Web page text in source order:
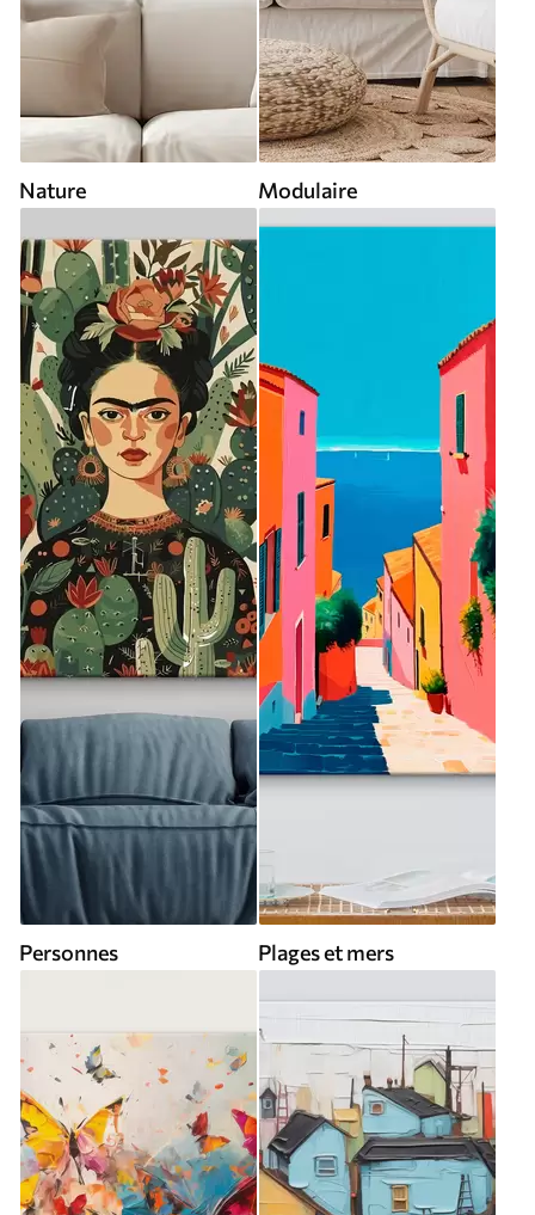
Nature Modulaire
Personnes Plages et mers